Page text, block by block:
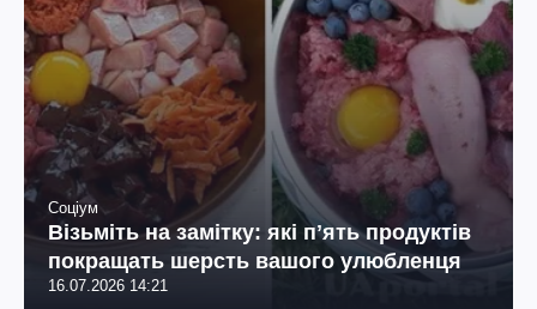
Соціум
Візьміть на замітку: які пʼять продуктів
покращать шерсть вашого улюбленця
16.07.2026 14:21